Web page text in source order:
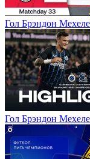
Гол Брэндон
Гол Брэндон